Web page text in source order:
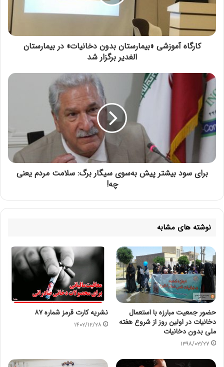
کارگاه آموزشی «بیمارستان بدون دخانیات» در بیمارستان
الغدیر برگزار شد
برای سود بیشتر پیش به‌سوی سیگار برگ: سلامت مردم یعنی
چه!
نوشته های مشابه
حضور جمعیت مبارزه با استعمال
دخانیات در اولین روز از شروع هفته
ملی بدون دخانیات
۱۳۹۸/۰۳/۲۷
نشریه کارت قرمز شماره ۸۷
۱۴۰۲/۱۲/۲۸